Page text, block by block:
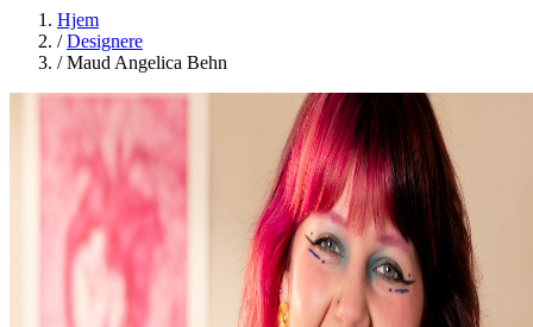
Hjem
/ Designere
/ Maud Angelica Behn